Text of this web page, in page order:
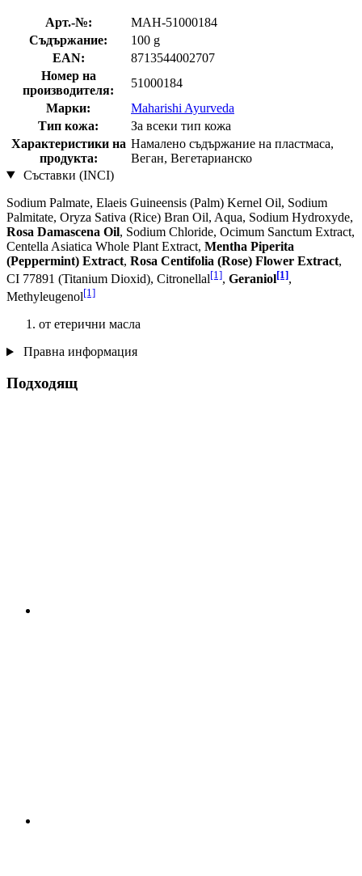
Арт.-№:
MAH-51000184
Съдържание:
100 g
EAN:
8713544002707
Номер на
производителя:
51000184
Марки:
Maharishi Ayurveda
Тип кожа:
За всеки тип кожа
Характеристики на
продукта:
Намалено съдържание на пластмаса,
Веган, Вегетарианско
Съставки (INCI)
Sodium Palmate, Elaeis Guineensis (Palm) Kernel Oil, Sodium
Palmitate, Oryza Sativa (Rice) Bran Oil, Aqua, Sodium Hydroxyde,
Rosa Damascena Oil, Sodium Chloride, Ocimum Sanctum Extract,
Centella Asiatica Whole Plant Extract, Mentha Piperita
(Peppermint) Extract, Rosa Centifolia (Rose) Flower Extract,
CI 77891 (Titanium Dioxid), Citronellal[1], Geraniol[1],
Methyleugenol[1]
от етерични масла
Правна информация
Подходящ